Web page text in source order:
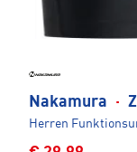
Nakamura ·
Herren